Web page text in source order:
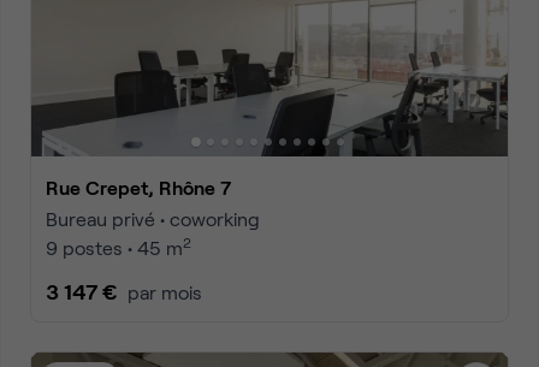
Rue Crepet, Rhône 7
Bureau privé • coworking
9 postes • 45 m2
3 147 € par mois